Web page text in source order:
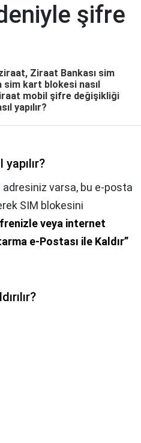
şifre
Ziraat Bankası sim
sim kart blokesi nasıl
mobil şifre değişikliği
yapılır?
adresiniz varsa, bu e-posta
SIM blokesini
veya internet
e-Postası ile Kaldır”